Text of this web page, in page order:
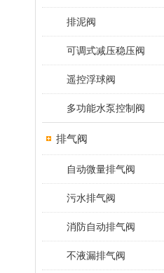
排泥阀
可调式减压稳压阀
遥控浮球阀
多功能水泵控制阀
排气阀
自动微量排气阀
污水排气阀
消防自动排气阀
不液漏排气阀